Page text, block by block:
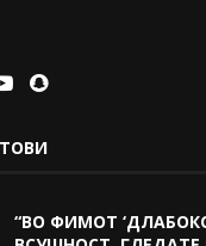
“ВО ФИМОТ